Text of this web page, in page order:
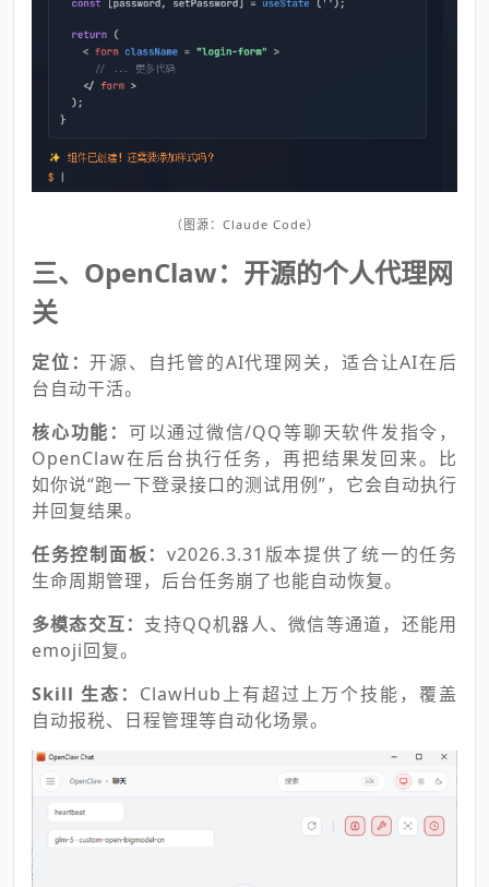
（图源：Claude Code）
三、OpenClaw：开源的个人代理网
关
定位：开源、自托管的AI代理网关，适合让AI在后
台自动干活。
核心功能： 可以通过微信/QQ等聊天软件发指令，
OpenClaw在后台执行任务，再把结果发回来。比
如你说“跑一下登录接口的测试用例”，它会自动执行
并回复结果。
任务控制面板： v2026.3.31版本提供了统一的任务
生命周期管理，后台任务崩了也能自动恢复。
多模态交互： 支持QQ机器人、微信等通道，还能用
emoji回复。
Skill 生态： ClawHub上有超过上万个技能，覆盖
自动报税、日程管理等自动化场景。